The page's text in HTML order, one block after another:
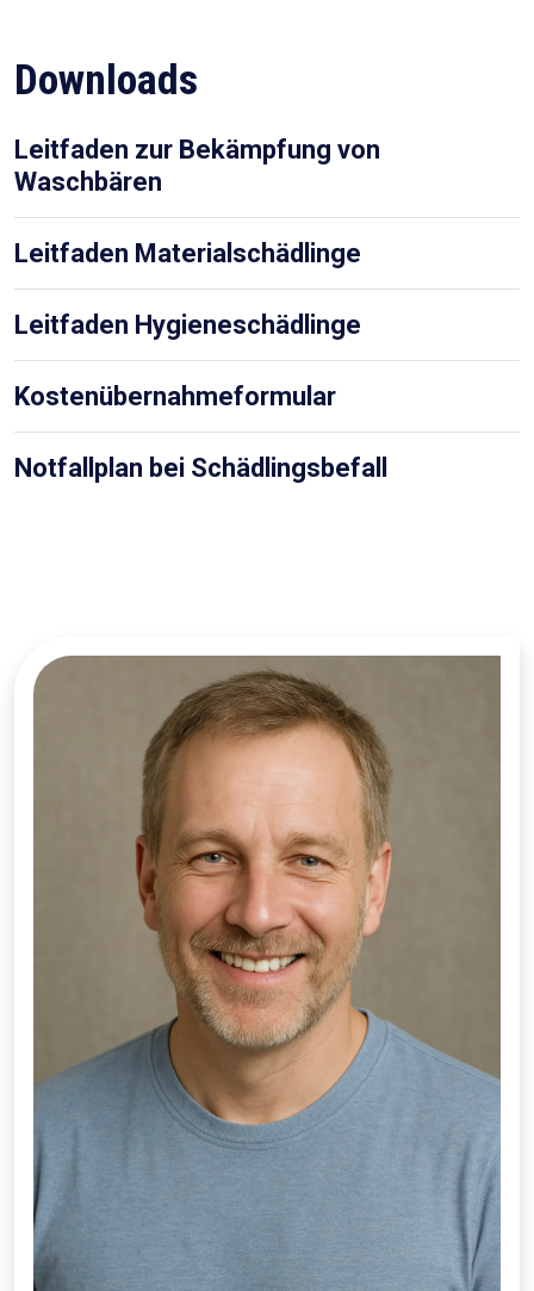
Downloads
Leitfaden zur Bekämpfung von
Waschbären
Leitfaden Materialschädlinge
Leitfaden Hygieneschädlinge
Kostenübernahmeformular
Notfallplan bei Schädlingsbefall